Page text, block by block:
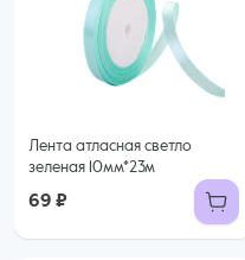
Лента атласная светло
зеленая 10мм*23м
69 ₽